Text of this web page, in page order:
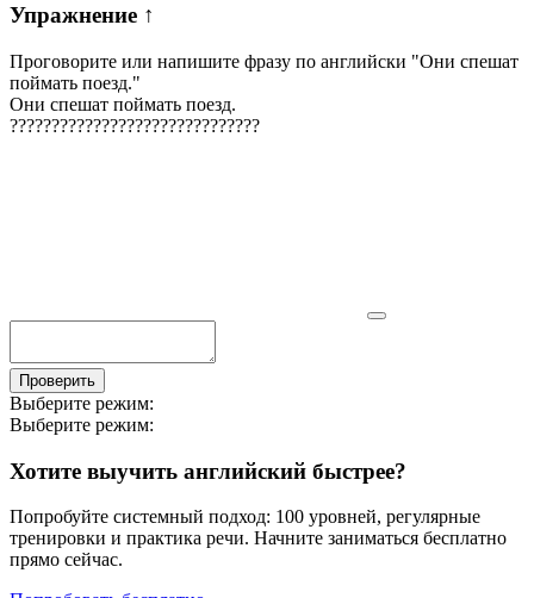
Упражнение ↑
Проговорите или напишите фразу по английски "Они спешат
поймать поезд."
Они спешат поймать поезд.
??????????????????????????????
Проверить
Выберите режим:
Выберите режим:
Хотите выучить английский быстрее?
Попробуйте системный подход: 100 уровней, регулярные
тренировки и практика речи. Начните заниматься бесплатно
прямо сейчас.